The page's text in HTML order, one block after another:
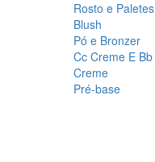
Rosto e Paletes
Blush
Pó e Bronzer
Cc Creme E Bb
Creme
Pré-base